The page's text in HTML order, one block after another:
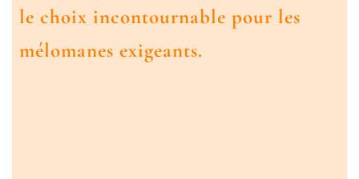
le choix incontournable pour les
mélomanes exigeants.